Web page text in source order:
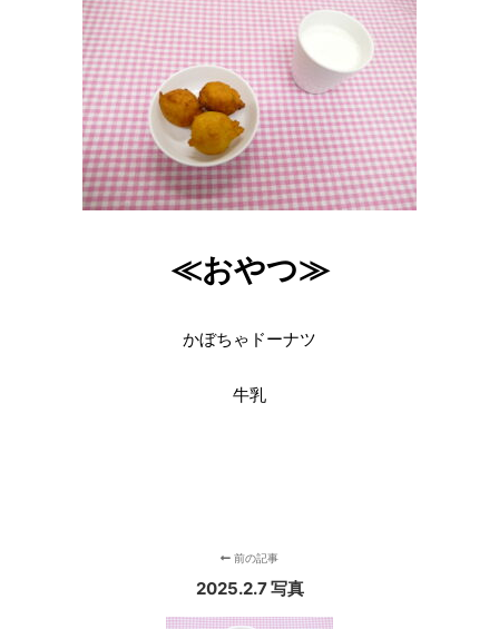
≪おやつ≫
かぼちゃドーナツ
牛乳
前の記事
2025.2.7 写真